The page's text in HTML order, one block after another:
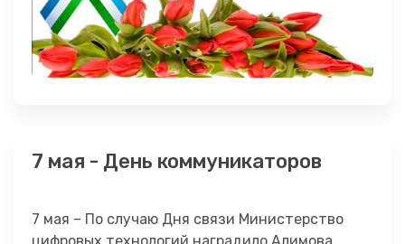
7 мая - День коммуникаторов
7 мая – По случаю Дня связи Министерство